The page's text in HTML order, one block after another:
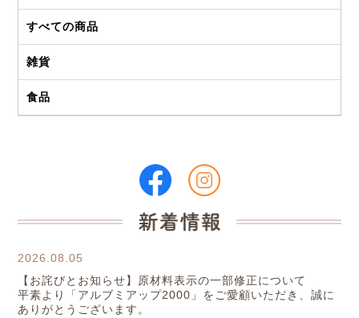
すべての商品
雑貨
食品
2026.08.05
【お詫びとお知らせ】原材料表示の一部修正について
平素より「アルブミアップ2000」をご愛顧いただき、誠に
ありがとうございます。